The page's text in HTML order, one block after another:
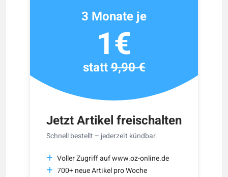
Jetzt Artikel freischalten
Schnell bestellt – jederzeit kündbar.
Voller Zugriff auf www.oz-online.de
700+ neue Artikel pro Woche
3 Monate je
1€
statt9,90 €